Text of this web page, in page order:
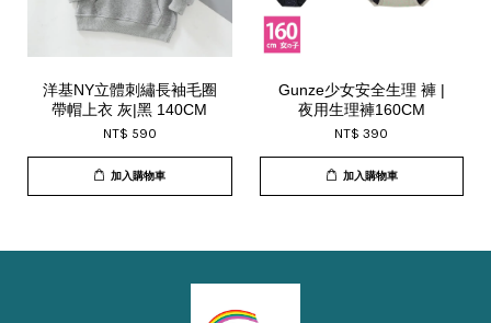
洋基NY立體刺繡長袖毛圈
帶帽上衣 灰|黑 140CM
NT$ 590
加入購物車
Gunze少女安全生理 褲 |
夜用生理褲160CM
NT$ 390
加入購物車